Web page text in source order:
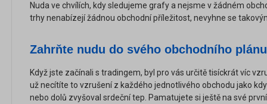
Nuda ve chvílích, kdy sledujeme grafy a nejsme v žádném
trhy nenabízejí žádnou obchodní příležitost, nevyhne se
Zahrňte nudu do svého obchodního plánu
Když jste začínali s tradingem, byl pro vás určitě tisíckrát víc
už necítíte to vzrušení z každého jednotlivého obchodu jako
nebo dolů zvyšoval srdeční tep. Pamatujete si ještě na své